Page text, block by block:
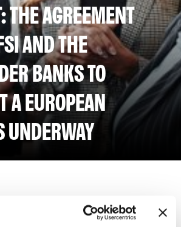
THE AGREEMENT
AND THE
BANKS TO
A EUROPEAN
UNDERWAY
Iccrea Banca, Banco BPM, BPER (the